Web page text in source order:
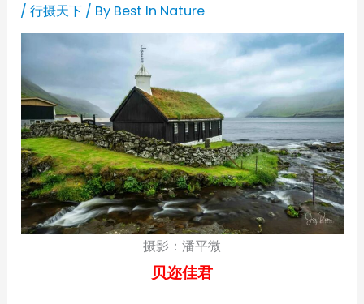
/行摄天下 / By Best In Nature
摄影：潘平微
贝迩佳君